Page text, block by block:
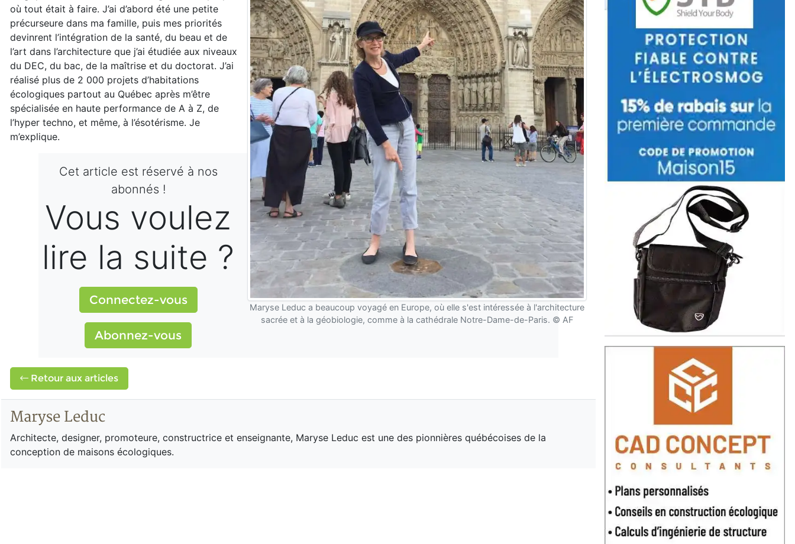
Maryse Leduc a beaucoup voyagé en Europe, où elle s'est intéressée à l'architecture
sacrée et à la géobiologie, comme à la cathédrale Notre-Dame-de-Paris. © AF
où tout était à faire. J’ai d’abord été une petite
précurseure dans ma famille, puis mes priorités
devinrent l’intégration de la santé, du beau et de
l’art dans l’architecture que j’ai étudiée aux niveaux
du DEC, du bac, de la maîtrise et du doctorat. J’ai
réalisé plus de 2 000 projets d’habitations
écologiques partout au Québec après m’être
spécialisée en haute performance de A à Z, de
l’hyper techno, et même, à l’ésotérisme. Je
m’explique.
Cet article est réservé à nos
abonnés !
Vous voulez
lire la suite ?
Connectez-vous
Abonnez-vous
Retour aux articles
Maryse Leduc
Architecte, designer, promoteure, constructrice et enseignante, Maryse Leduc est une des pionnières québécoises de la
conception de maisons écologiques.